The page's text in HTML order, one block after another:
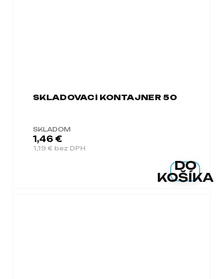
SKLADOVACÍ KONTAJNER 50
SKLADOM
1,19 € bez DPH
1,46 €
DO
KOŠÍKA